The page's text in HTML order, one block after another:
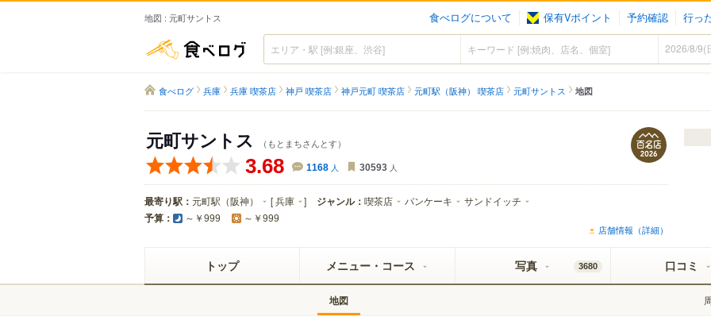
地図 : 元町サントス 食べログについて 保有Vポイント 予約確認 行っ
食べログ
食べログ 兵庫 兵庫 喫茶店 神戸 喫茶店 神戸元町 喫茶店 元町駅（阪神） 喫茶店 元町サントス 地図
元町サントス （もとまちさんとす）
3.68 1168 人 30593 人
最寄り駅： 元町駅（阪神） [兵庫 ] ジャンル： 喫茶店 パンケーキ サンドイッチ
予算： ～￥999 ～￥999
店舗情報（詳細）
トップ メニュー・コース 写真 3680 口コミ
地図